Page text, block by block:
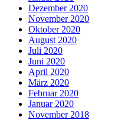
Dezember 2020
November 2020
Oktober 2020
August 2020
Juli 2020
Juni 2020
April 2020
März 2020
Februar 2020
Januar 2020
November 2018